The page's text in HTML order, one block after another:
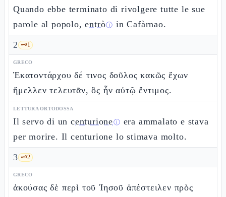
Quando ebbe terminato di rivolgere tutte le sue
parole al popolo,entròⓘ in Cafàrnao.
2 🗝️1
GRECO
Ἑκατοντάρχου δέ τινος δοῦλος κακῶς ἔχων
ἤμελλεν τελευτᾶν, ὃς ἦν αὐτῷ ἔντιμος.
LETTURA ORTODOSSA
Il servo di uncenturioneⓘ era ammalato e stava
per morire. Il centurione lo stimava molto.
3 🗝️2
GRECO
ἀκούσας δὲ περὶ τοῦ Ἰησοῦ ἀπέστειλεν πρὸς